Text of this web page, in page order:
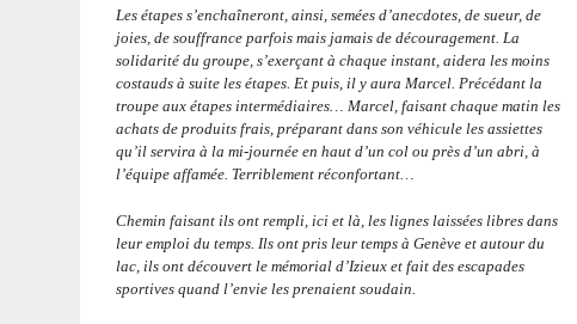
Les étapes s’enchaîneront, ainsi, semées d’anecdotes, de sueur, de
joies, de souffrance parfois mais jamais de découragement. La
solidarité du groupe, s’exerçant à chaque instant, aidera les moins
costauds à suite les étapes. Et puis, il y aura Marcel. Précédant la
troupe aux étapes intermédiaires… Marcel, faisant chaque matin les
achats de produits frais, préparant dans son véhicule les assiettes
qu’il servira à la mi-journée en haut d’un col ou près d’un abri, à
l’équipe affamée. Terriblement réconfortant…
Chemin faisant ils ont rempli, ici et là, les lignes laissées libres dans
leur emploi du temps. Ils ont pris leur temps à Genève et autour du
lac, ils ont découvert le mémorial d’Izieux et fait des escapades
sportives quand l’envie les prenaient soudain.